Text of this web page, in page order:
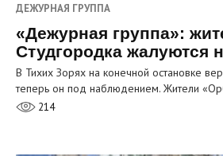
ДЕЖУРНАЯ ГРУППА
«Дежурная группа»:
Студгородка жалуются
В Тихих Зорях на конечной остановке
теперь он под наблюдением. Жители
214